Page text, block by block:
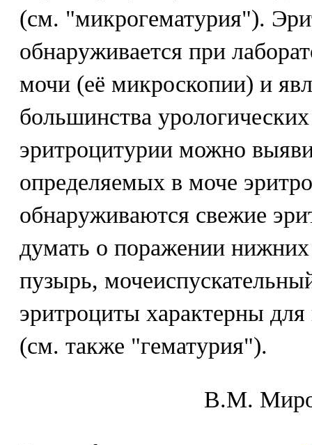
(см. "микрогематурия").
обнаруживается при
мочи (её микроскопии) и
большинства
эритроцитурии можно
определяемых в моче
обнаруживаются свежие
думать о поражении
пузырь,
эритроциты характерны
(см. также "гематурия").
В.М.